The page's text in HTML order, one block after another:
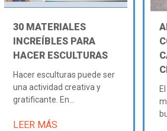
30 MATERIALES
INCREÍBLES PARA
HACER ESCULTURAS
Hacer esculturas puede ser
una actividad creativa y
gratificante. En...
LEER MÁS